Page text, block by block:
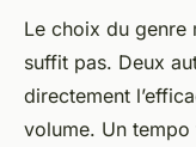
Le choix du genre
suffit pas. Deux
directement
volume. Un